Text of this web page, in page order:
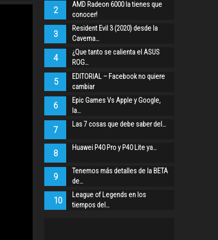
2
AMD Radeon 6000 la tienes que
conocer!
3
Resident Evil 3 (2020) desde la
Caverna…
4
¿Que tanto se calienta el ASUS
ROG…
5
EDITORIAL – Facebook no quiere
cambiar
6
Epic Games Vs Apple y Google,
la…
7 Las 7 cosas que debe saber del…
8 Huawei P40 Pro y P40 Lite ya…
9
Tenemos más detalles de la BETA
de…
10
League of Legends en los
tiempos del…